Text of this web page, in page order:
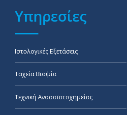
Υπηρεσίες
Ιστολογικές Εξετάσεις
Ταχεία Βιοψία
Τεχνική Ανοσοϊστοχημείας